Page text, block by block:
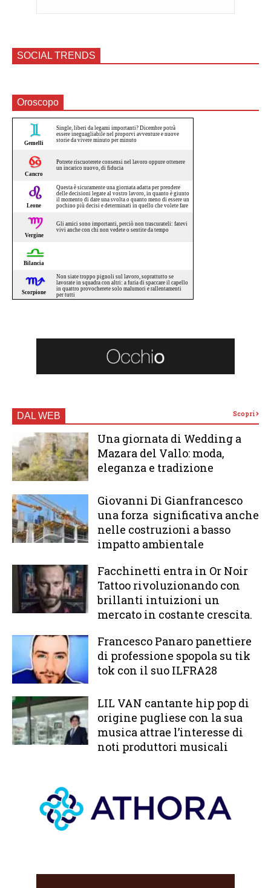
SOCIAL TRENDS
Oroscopo
DAL WEB Scopri
Una giornata di Wedding a
Mazara del Vallo: moda,
eleganza e tradizione
Giovanni Di Gianfrancesco
una forza significativa anche
nelle costruzioni a basso
impatto ambientale
Facchinetti entra in Or Noir
Tattoo rivoluzionando con
brillanti intuizioni un
mercato in costante crescita.
Francesco Panaro panettiere
di professione spopola su tik
tok con il suo ILFRA28
LIL VAN cantante hip pop di
origine pugliese con la sua
musica attrae l’interesse di
noti produttori musicali